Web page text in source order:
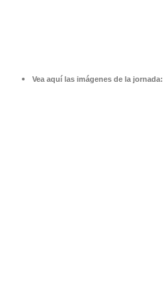
Vea aquí las imágenes de la jornada: